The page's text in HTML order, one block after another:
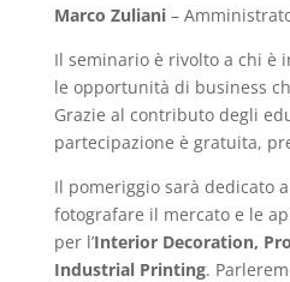
Marco Zuliani–
Il seminario è rivolto a chi è
le opportunità di business
Grazie al contributo degli
partecipazione è gratuita,
Il pomeriggio sarà dedicato
fotografare il mercato e le
per l’Interior Decoration,
Industrial Printing.